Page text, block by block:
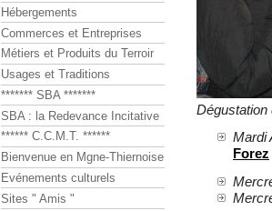
Dégustation
Mardi
Forez
Hébergements
Commerces et Entreprises
Métiers et Produits du Terroir
Usages et Traditions
******* SBA *******
SBA : la Redevance Incitative
****** C.C.M.T. ******
Bienvenue en Mgne-Thiernoise
Evénements culturels
Sites " Amis "